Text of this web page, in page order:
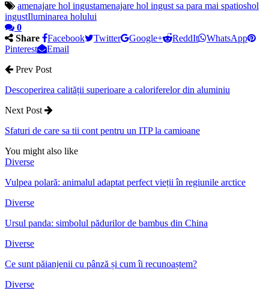
amenajare hol ingustamenajare hol ingust sa para mai spatioshol
ingustIluminarea holului
0
Share
Facebook Twitter Google+ ReddIt
WhatsApp
Pinterest
Email
Prev Post
Descoperirea calității superioare a caloriferelor din aluminiu
Next Post
Sfaturi de care sa tii cont pentru un ITP la camioane
You might also like
Diverse
Vulpea polară: animalul adaptat perfect vieții în regiunile arctice
Diverse
Ursul panda: simbolul pădurilor de bambus din China
Diverse
Ce sunt păianjenii cu pânză și cum îi recunoaștem?
Diverse